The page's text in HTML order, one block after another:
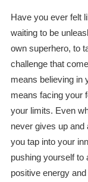
Have you ever felt
waiting to be
own superhero, to
challenge that
means believing in
means facing your
your limits. Even
never gives up
you tap into your
pushing yourself to
positive energy